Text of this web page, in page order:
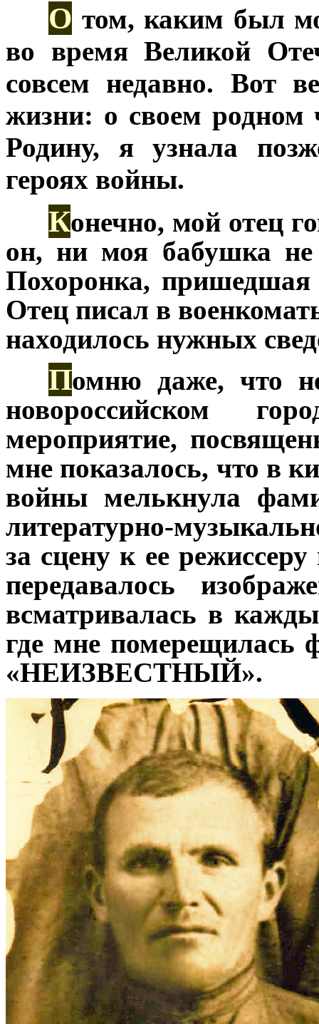
О том, каким был
во время Великой
совсем недавно. Вот
жизни: о своем родном
Родину, я узнала
героях войны.
Конечно, мой отец
он, ни моя бабушка не
Похоронка, пришедшая
Отец писал в
находилось нужных
Помню даже, что
новороссийском
мероприятие,
мне показалось, что в
войны мелькнула
литературно-
за сцену к ее
передавалось
всматривалась в
где мне померещилась
«НЕИЗВЕСТНЫЙ».